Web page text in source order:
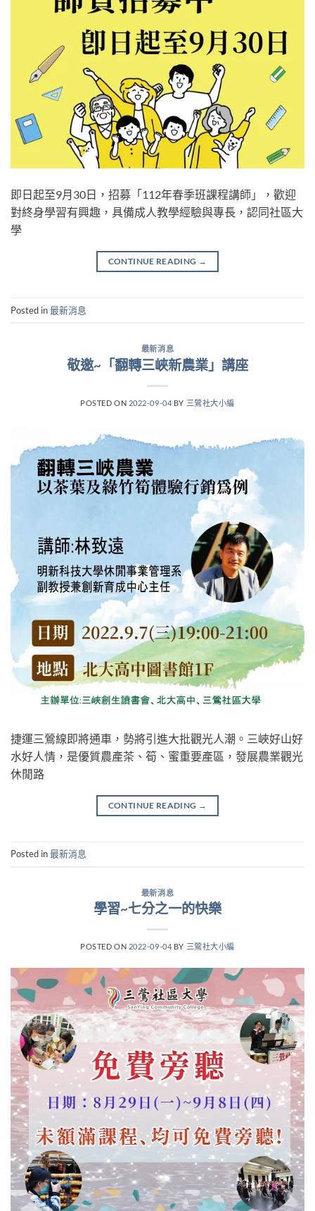
即日起至9月30日，招募「112年春季班課程講師」，歡迎
對終身學習有興趣，具備成人教學經驗與專長，認同社區大
學
CONTINUE READING →
Posted in最新消息
最新消息
敬邀~「翻轉三峽新農業」講座
POSTED ON 2022-09-04 BY 三鶯社大小編
捷運三鶯線即將通車，勢將引進大批觀光人潮。三峽好山好
水好人情，是優質農產茶、筍、蜜重要產區，發展農業觀光
休閒路
CONTINUE READING →
Posted in最新消息
最新消息
學習~七分之一的快樂
POSTED ON 2022-09-04 BY 三鶯社大小編